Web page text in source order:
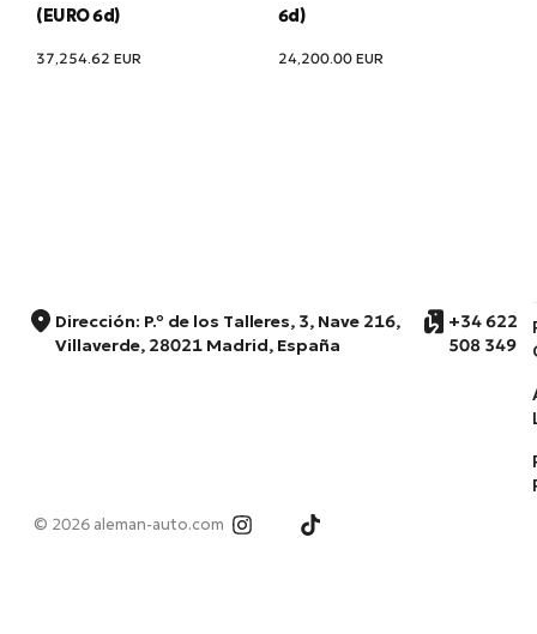
(EURO 6d)
37,254.62 EUR
6d)
24,200.00 EUR
Dirección: P.º de los Talleres, 3, Nave 216,
Villaverde, 28021 Madrid, España
+34 622
508 349
© 2026 aleman-auto.com